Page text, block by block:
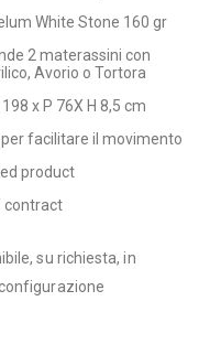
White Stone 160 gr
2 materassini con
Avorio o Tortora
x P 76X H 8,5 cm
facilitare il movimento
product
contract
su richiesta, in